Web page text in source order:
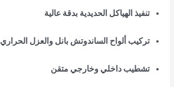
تنفيذ الهياكل الحديدية بدقة عالية
تركيب ألواح الساندوتش بانل والعزل الحراري
تشطيب داخلي وخارجي متقن